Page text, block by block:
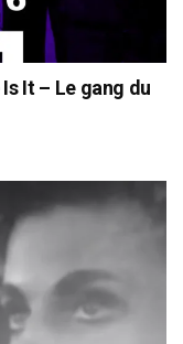
It – Le gang du